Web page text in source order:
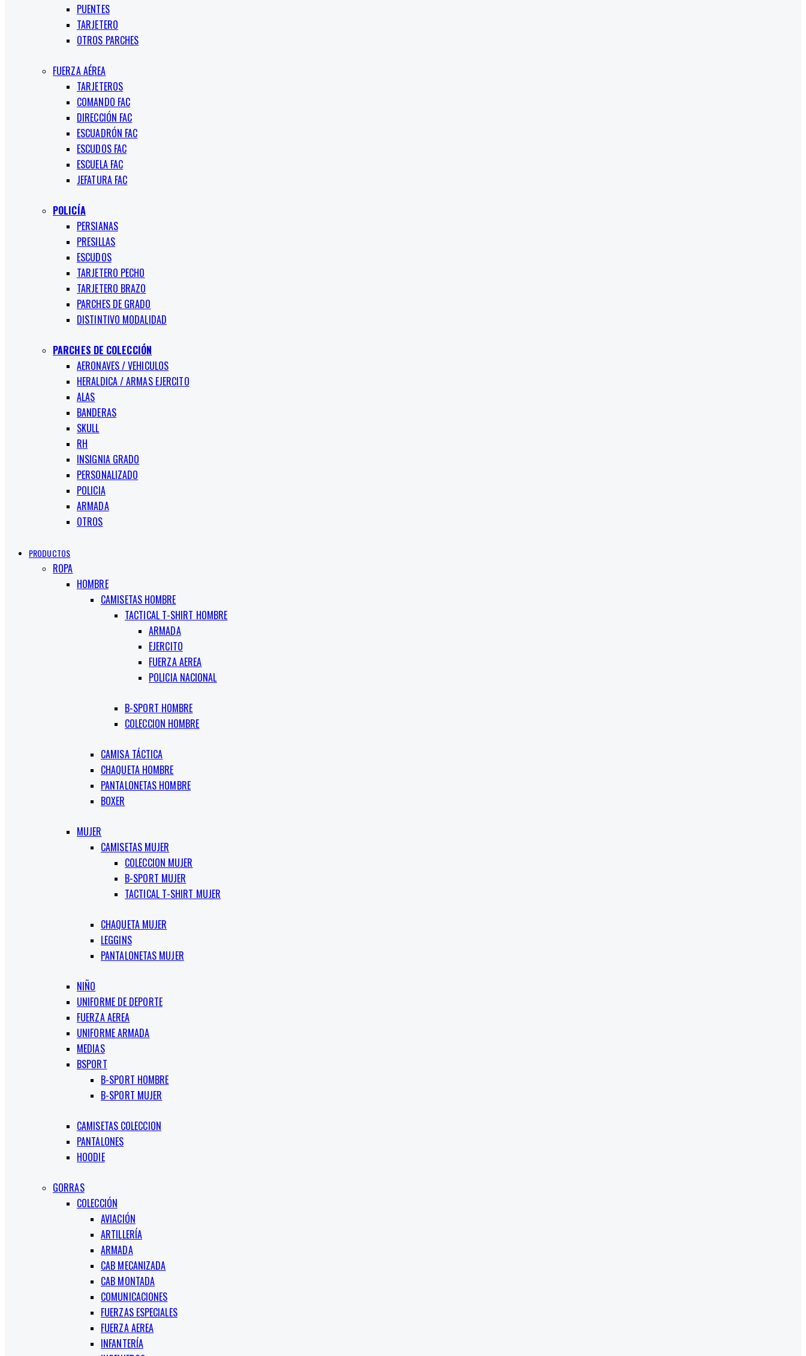
PUENTES
TARJETERO
OTROS PARCHES
FUERZA AÉREA
TARJETEROS
COMANDO FAC
DIRECCIÓN FAC
ESCUADRÓN FAC
ESCUDOS FAC
ESCUELA FAC
JEFATURA FAC
POLICÍA
PERSIANAS
PRESILLAS
ESCUDOS
TARJETERO PECHO
TARJETERO BRAZO
PARCHES DE GRADO
DISTINTIVO MODALIDAD
PARCHES DE COLECCIÓN
AERONAVES / VEHICULOS
HERALDICA / ARMAS EJERCITO
ALAS
BANDERAS
SKULL
RH
INSIGNIA GRADO
PERSONALIZADO
POLICIA
ARMADA
OTROS
PRODUCTOS
ROPA
HOMBRE
CAMISETAS HOMBRE
TACTICAL T-SHIRT HOMBRE
ARMADA
EJERCITO
FUERZA AEREA
POLICIA NACIONAL
B-SPORT HOMBRE
COLECCION HOMBRE
CAMISA TÁCTICA
CHAQUETA HOMBRE
PANTALONETAS HOMBRE
BOXER
MUJER
CAMISETAS MUJER
COLECCION MUJER
B-SPORT MUJER
TACTICAL T-SHIRT MUJER
CHAQUETA MUJER
LEGGINS
PANTALONETAS MUJER
NIÑO
UNIFORME DE DEPORTE
FUERZA AEREA
UNIFORME ARMADA
MEDIAS
BSPORT
B-SPORT HOMBRE
B-SPORT MUJER
CAMISETAS COLECCION
PANTALONES
HOODIE
GORRAS
COLECCIÓN
AVIACIÓN
ARTILLERÍA
ARMADA
CAB MECANIZADA
CAB MONTADA
COMUNICACIONES
FUERZAS ESPECIALES
FUERZA AEREA
INFANTERÍA